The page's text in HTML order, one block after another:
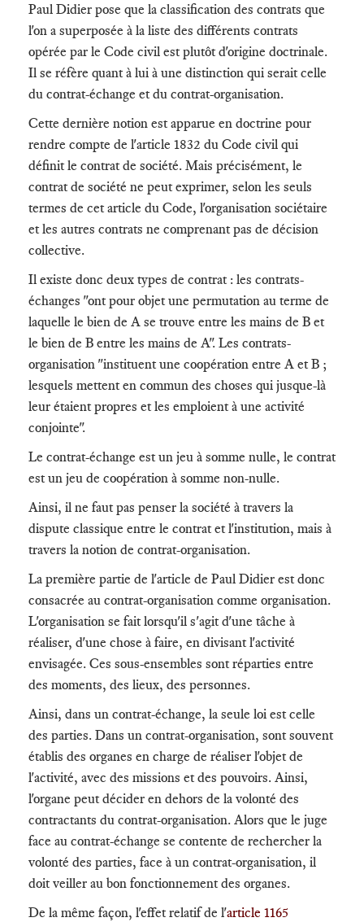
Paul Didier pose que la classification des contrats que
l'on a superposée à la liste des différents contrats
opérée par le Code civil est plutôt d'origine doctrinale.
Il se réfère quant à lui à une distinction qui serait celle
du contrat-échange et du contrat-organisation.
Cette dernière notion est apparue en doctrine pour
rendre compte de l'article 1832 du Code civil qui
définit le contrat de société. Mais précisément, le
contrat de société ne peut exprimer, selon les seuls
termes de cet article du Code, l'organisation sociétaire
et les autres contrats ne comprenant pas de décision
collective.
Il existe donc deux types de contrat : les contrats-
échanges "ont pour objet une permutation au terme de
laquelle le bien de A se trouve entre les mains de B et
le bien de B entre les mains de A". Les contrats-
organisation "instituent une coopération entre A et B ;
lesquels mettent en commun des choses qui jusque-là
leur étaient propres et les emploient à une activité
conjointe".
Le contrat-échange est un jeu à somme nulle, le contrat
est un jeu de coopération à somme non-nulle.
Ainsi, il ne faut pas penser la société à travers la
dispute classique entre le contrat et l'institution, mais à
travers la notion de contrat-organisation.
La première partie de l'article de Paul Didier est donc
consacrée au contrat-organisation comme organisation.
L'organisation se fait lorsqu'il s'agit d'une tâche à
réaliser, d'une chose à faire, en divisant l'activité
envisagée. Ces sous-ensembles sont réparties entre
des moments, des lieux, des personnes.
Ainsi, dans un contrat-échange, la seule loi est celle
des parties. Dans un contrat-organisation, sont souvent
établis des organes en charge de réaliser l'objet de
l'activité, avec des missions et des pouvoirs. Ainsi,
l'organe peut décider en dehors de la volonté des
contractants du contrat-organisation. Alors que le juge
face au contrat-échange se contente de rechercher la
volonté des parties, face à un contrat-organisation, il
doit veiller au bon fonctionnement des organes.
De la même façon, l'effet relatif de l'article 1165